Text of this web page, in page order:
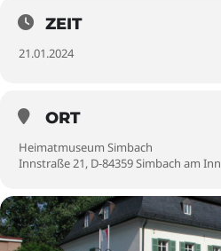
ZEIT
21.01.2024
ORT
Heimatmuseum Simbach
Innstraße 21, D-84359 Simbach am Inn